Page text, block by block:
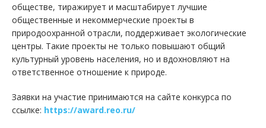
обществе, тиражирует и масштабирует лучшие
общественные и некоммерческие проекты в
природоохранной отрасли, поддерживает экологические
центры. Такие проекты не только повышают общий
культурный уровень населения, но и вдохновляют на
ответственное отношение к природе.
Заявки на участие принимаются на сайте конкурса по
ссылке: https://award.reo.ru/